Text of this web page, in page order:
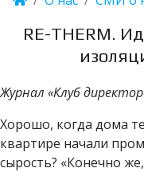
RE-THERM.
Журнал «Клуб
Хорошо, когда дома
квартире начали
сырость? «Конечно